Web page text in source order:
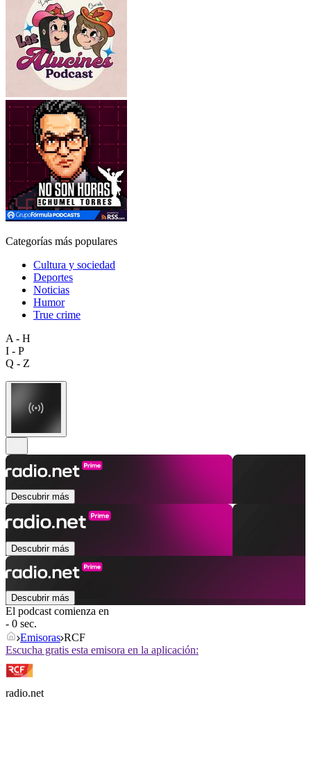
Categorías más populares
Cultura y sociedad
Deportes
Noticias
Humor
True crime
A - H
I - P
Q - Z
Descubrir más
Descubrir más
Descubrir más
El podcast comienza en
- 0 sec.
Emisoras RCF
Escucha gratis esta emisora en la aplicación:
radio.net